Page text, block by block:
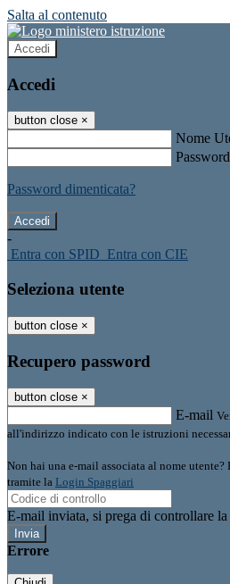
Salta al contenuto
Accedi
Accedi
button close ×
Nome
Password
Password dimenticata?
-
Entra con SPID Entra con CIE
Seleziona utente
button close ×
Recupero password
button close ×
E-mail
all'indirizzo indicato con le istruzioni
Non hai una e-mail associata al nome
tramite la Login Spaggiari
E-mail inviata, si prega di controllare
Errore